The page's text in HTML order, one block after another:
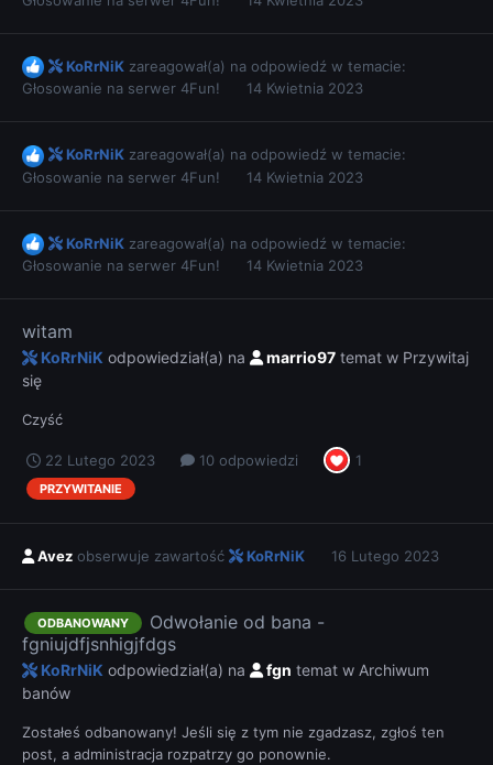
KoRrNiK zareagował(a) na odpowiedź w temacie:
Głosowanie na serwer 4Fun!
14 Kwietnia 2023
KoRrNiK zareagował(a) na odpowiedź w temacie:
Głosowanie na serwer 4Fun!
14 Kwietnia 2023
KoRrNiK zareagował(a) na odpowiedź w temacie:
Głosowanie na serwer 4Fun!
14 Kwietnia 2023
witam
KoRrNiK odpowiedział(a) na marrio97 temat w Przywitaj
się
Czyść
22 Lutego 2023 10 odpowiedzi 1
PRZYWITANIE
Avez obserwuje zawartość KoRrNiK 16 Lutego 2023
ODBANOWANY
Odwołanie od bana -
fgniujdfjsnhigjfdgs
KoRrNiK odpowiedział(a) na fgn temat w Archiwum
banów
Zostałeś odbanowany! Jeśli się z tym nie zgadzasz, zgłoś ten
post, a administracja rozpatrzy go ponownie.